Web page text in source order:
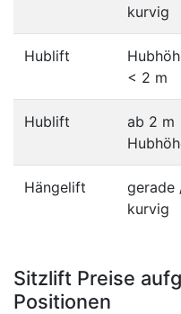
kurvig
Hublift
< 2 m
Hublift
ab 2 m
Hängelift
gerade
kurvig
Sitzlift Preise
Positionen